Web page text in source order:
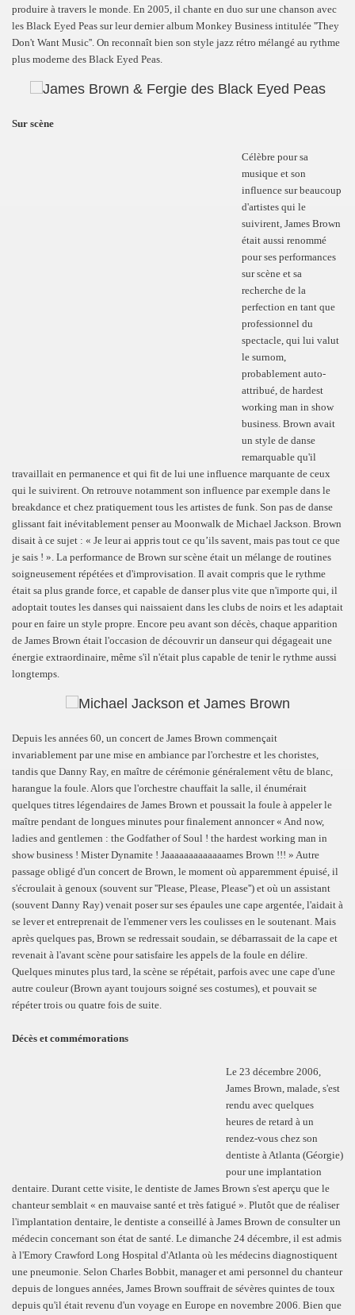
produire à travers le monde. En 2005, il chante en duo sur une chanson avec
les Black Eyed Peas sur leur dernier album Monkey Business intitulée ''They
Don't Want Music''. On reconnaît bien son style jazz rétro mélangé au rythme
plus moderne des Black Eyed Peas.
Sur scène
Célèbre pour sa
musique et son
influence sur beaucoup
d'artistes qui le
suivirent, James Brown
était aussi renommé
pour ses performances
sur scène et sa
recherche de la
perfection en tant que
professionnel du
spectacle, qui lui valut
le surnom,
probablement auto-
attribué, de hardest
working man in show
business. Brown avait
un style de danse
remarquable qu'il
travaillait en permanence et qui fit de lui une influence marquante de ceux
qui le suivirent. On retrouve notamment son influence par exemple dans le
breakdance et chez pratiquement tous les artistes de funk. Son pas de danse
glissant fait inévitablement penser au Moonwalk de Michael Jackson. Brown
disait à ce sujet : « Je leur ai appris tout ce qu’ils savent, mais pas tout ce que
je sais ! ». La performance de Brown sur scène était un mélange de routines
soigneusement répétées et d'improvisation. Il avait compris que le rythme
était sa plus grande force, et capable de danser plus vite que n'importe qui, il
adoptait toutes les danses qui naissaient dans les clubs de noirs et les adaptait
pour en faire un style propre. Encore peu avant son décès, chaque apparition
de James Brown était l'occasion de découvrir un danseur qui dégageait une
énergie extraordinaire, même s'il n'était plus capable de tenir le rythme aussi
longtemps.
Depuis les années 60, un concert de James Brown commençait
invariablement par une mise en ambiance par l'orchestre et les choristes,
tandis que Danny Ray, en maître de cérémonie généralement vêtu de blanc,
harangue la foule. Alors que l'orchestre chauffait la salle, il énumérait
quelques titres légendaires de James Brown et poussait la foule à appeler le
maître pendant de longues minutes pour finalement annoncer « And now,
ladies and gentlemen : the Godfather of Soul ! the hardest working man in
show business ! Mister Dynamite ! Jaaaaaaaaaaaaames Brown !!! » Autre
passage obligé d'un concert de Brown, le moment où apparemment épuisé, il
s'écroulait à genoux (souvent sur ''Please, Please, Please'') et où un assistant
(souvent Danny Ray) venait poser sur ses épaules une cape argentée, l'aidait à
se lever et entreprenait de l'emmener vers les coulisses en le soutenant. Mais
après quelques pas, Brown se redressait soudain, se débarrassait de la cape et
revenait à l'avant scène pour satisfaire les appels de la foule en délire.
Quelques minutes plus tard, la scène se répétait, parfois avec une cape d'une
autre couleur (Brown ayant toujours soigné ses costumes), et pouvait se
répéter trois ou quatre fois de suite.
Décès et commémorations
Le 23 décembre 2006,
James Brown, malade, s'est
rendu avec quelques
heures de retard à un
rendez-vous chez son
dentiste à Atlanta (Géorgie)
pour une implantation
dentaire. Durant cette visite, le dentiste de James Brown s'est aperçu que le
chanteur semblait « en mauvaise santé et très fatigué ». Plutôt que de réaliser
l'implantation dentaire, le dentiste a conseillé à James Brown de consulter un
médecin concernant son état de santé. Le dimanche 24 décembre, il est admis
à l'Emory Crawford Long Hospital d'Atlanta où les médecins diagnostiquent
une pneumonie. Selon Charles Bobbit, manager et ami personnel du chanteur
depuis de longues années, James Brown souffrait de sévères quintes de toux
depuis qu'il était revenu d'un voyage en Europe en novembre 2006. Bien que